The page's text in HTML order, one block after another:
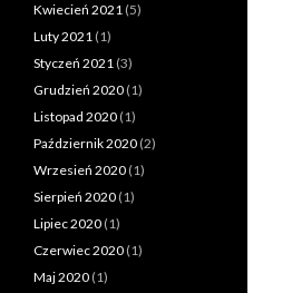
Kwiecień 2021 (5)
Luty 2021 (1)
Styczeń 2021 (3)
Grudzień 2020 (1)
Listopad 2020 (1)
Październik 2020 (2)
Wrzesień 2020 (1)
Sierpień 2020 (1)
Lipiec 2020 (1)
Czerwiec 2020 (1)
Maj 2020 (1)